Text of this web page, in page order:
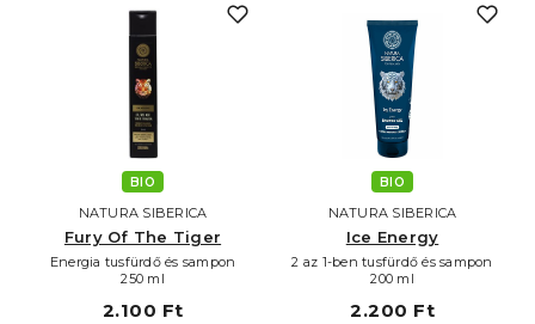
BIO
NATURA SIBERICA
Fury Of The Tiger
Energia tusfürdő és sampon
250 ml
2.100 Ft
BIO
NATURA SIBERICA
Ice Energy
2 az 1-ben tusfürdő és sampon
200 ml
2.200 Ft